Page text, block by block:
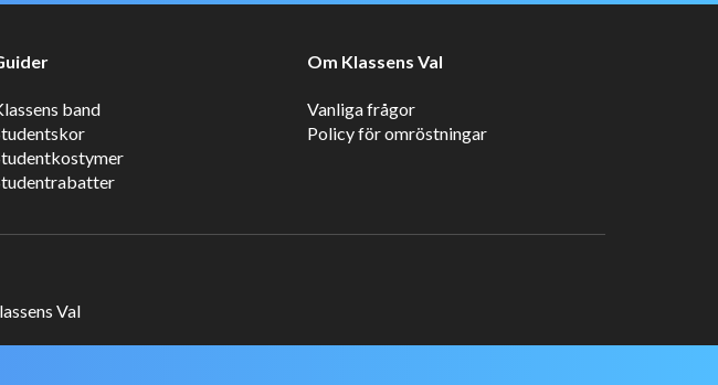
band
Om Klassens Val
Vanliga frågor
Policy för omröstningar
Val